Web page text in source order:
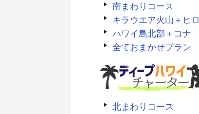
南まわりコース
キラウエア火山＋ヒロ
ハワイ島北部＋コナ
全ておまかせプラン
北まわりコース